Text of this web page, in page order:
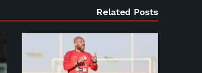
Related Posts